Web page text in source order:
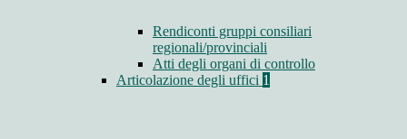
Rendiconti gruppi consiliari
regionali/provinciali
Atti degli organi di controllo
Articolazione degli uffici 1